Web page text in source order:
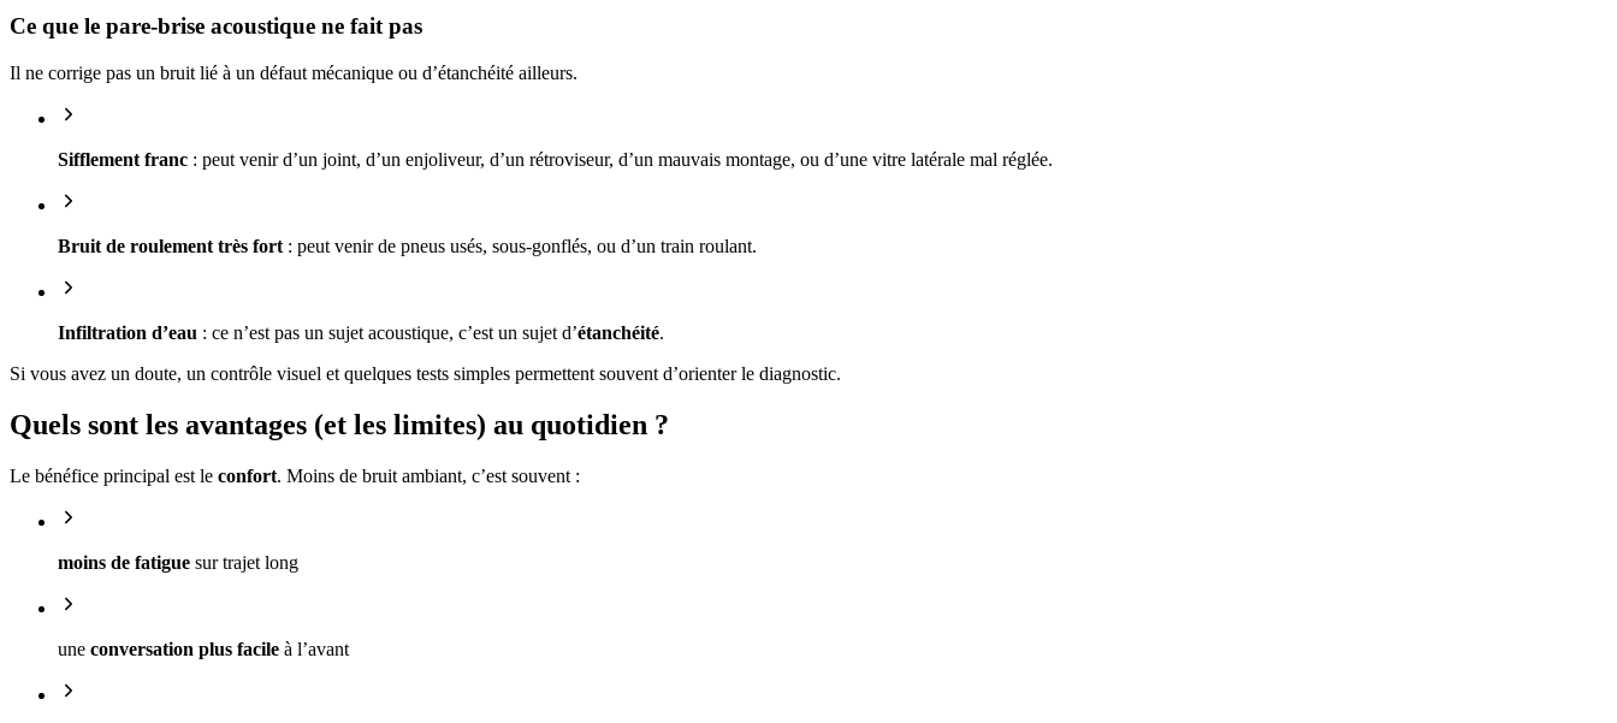
Ce que le pare-brise acoustique ne fait pas
Il ne corrige pas un bruit lié à un défaut mécanique ou d’étanchéité ailleurs.
Sifflement franc : peut venir d’un joint, d’un enjoliveur, d’un rétroviseur, d’un mauvais montage, ou d’une vitre latérale mal réglée.
Bruit de roulement très fort : peut venir de pneus usés, sous-gonflés, ou d’un train roulant.
Infiltration d’eau : ce n’est pas un sujet acoustique, c’est un sujet d’étanchéité.
Si vous avez un doute, un contrôle visuel et quelques tests simples permettent souvent d’orienter le diagnostic.
Quels sont les avantages (et les limites) au quotidien ?
Le bénéfice principal est le confort. Moins de bruit ambiant, c’est souvent :
moins de fatigue sur trajet long
une conversation plus facile à l’avant